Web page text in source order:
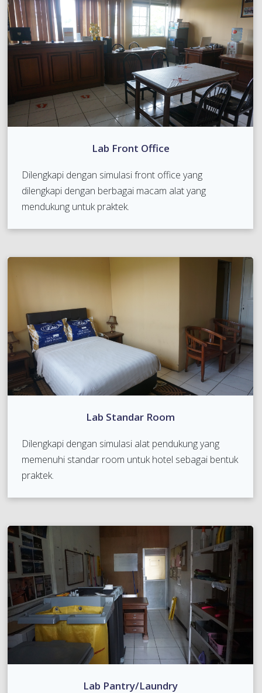
Lab Front Office
Dilengkapi dengan simulasi front office yang
dilengkapi dengan berbagai macam alat yang
mendukung untuk praktek.
Lab Standar Room
Dilengkapi dengan simulasi alat pendukung yang
memenuhi standar room untuk hotel sebagai bentuk
praktek.
Lab Pantry/Laundry